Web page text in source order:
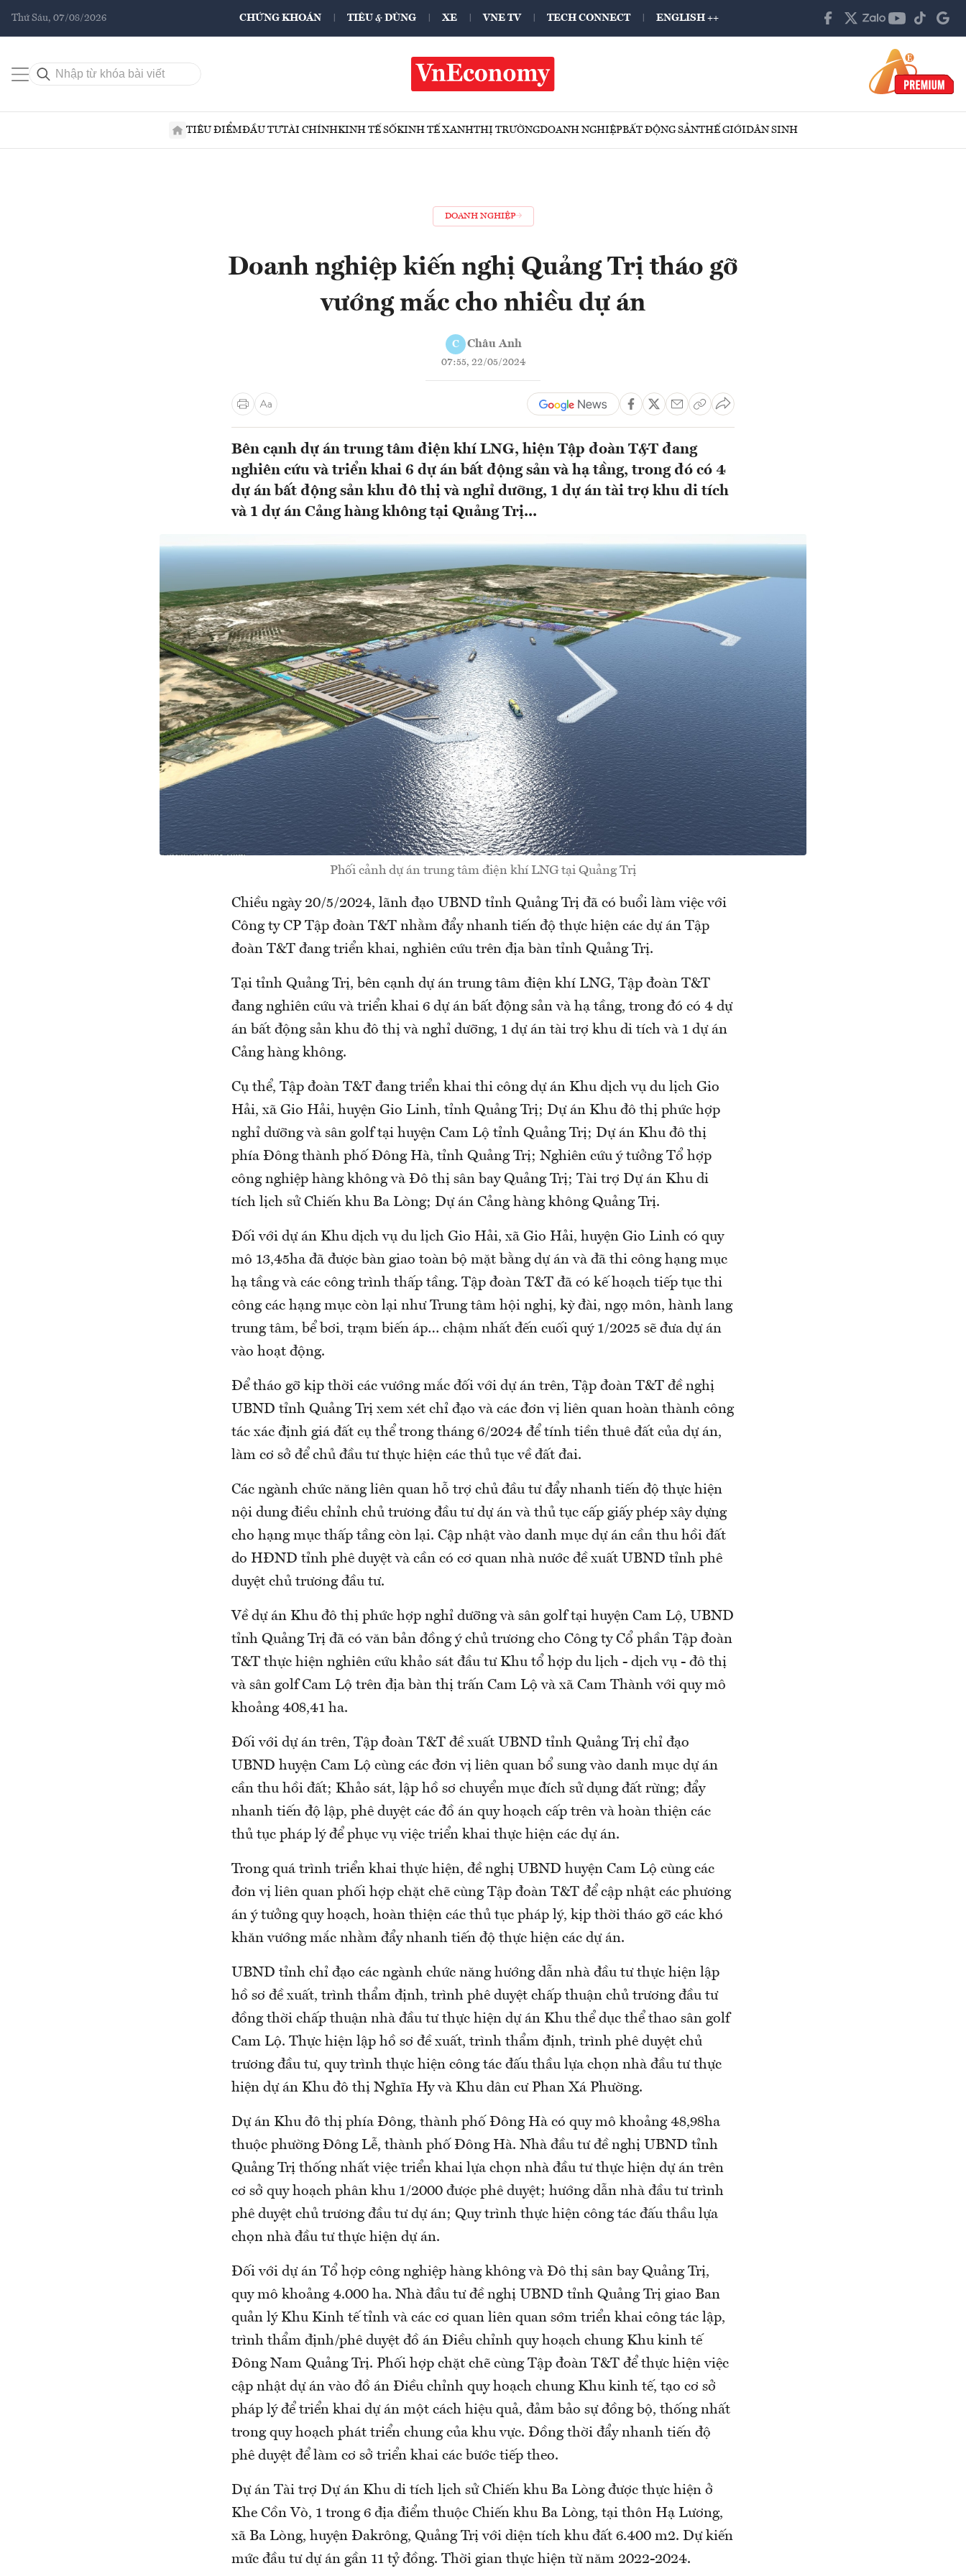
Thứ Sáu, 07/08/2026 CHỨNG KHOÁN TIÊU & DÙNG XE VNE TV TECH CONNECT ENGLISH ++
TIÊU ĐIỂMĐẦU TƯTÀI CHÍNHKINH TẾ SỐKINH TẾ XANHTHỊ TRƯỜNGDOANH NGHIỆPBẤT ĐỘNG SẢNTHẾ GIỚIDÂN SINH
DOANH NGHIỆP
Doanh nghiệp kiến nghị Quảng Trị tháo gỡ
vướng mắc cho nhiều dự án
C Châu Anh
07:55, 22/05/2024
Bên cạnh dự án trung tâm điện khí LNG, hiện Tập đoàn T&T đang
nghiên cứu và triển khai 6 dự án bất động sản và hạ tầng, trong đó có 4
dự án bất động sản khu đô thị và nghỉ dưỡng, 1 dự án tài trợ khu di tích
và 1 dự án Cảng hàng không tại Quảng Trị...
Phối cảnh dự án trung tâm điện khí LNG tại Quảng Trị
Chiều ngày 20/5/2024, lãnh đạo UBND tỉnh Quảng Trị đã có buổi làm việc với
Công ty CP Tập đoàn T&T nhằm đẩy nhanh tiến độ thực hiện các dự án Tập
đoàn T&T đang triển khai, nghiên cứu trên địa bàn tỉnh Quảng Trị.
Tại tỉnh Quảng Trị, bên cạnh dự án trung tâm điện khí LNG, Tập đoàn T&T
đang nghiên cứu và triển khai 6 dự án bất động sản và hạ tầng, trong đó có 4 dự
án bất động sản khu đô thị và nghỉ dưỡng, 1 dự án tài trợ khu di tích và 1 dự án
Cảng hàng không.
Cụ thể, Tập đoàn T&T đang triển khai thi công dự án Khu dịch vụ du lịch Gio
Hải, xã Gio Hải, huyện Gio Linh, tỉnh Quảng Trị; Dự án Khu đô thị phức hợp
nghỉ dưỡng và sân golf tại huyện Cam Lộ tỉnh Quảng Trị; Dự án Khu đô thị
phía Đông thành phố Đông Hà, tỉnh Quảng Trị; Nghiên cứu ý tưởng Tổ hợp
công nghiệp hàng không và Đô thị sân bay Quảng Trị; Tài trợ Dự án Khu di
tích lịch sử Chiến khu Ba Lòng; Dự án Cảng hàng không Quảng Trị.
Đối với dự án Khu dịch vụ du lịch Gio Hải, xã Gio Hải, huyện Gio Linh có quy
mô 13,45ha đã được bàn giao toàn bộ mặt bằng dự án và đã thi công hạng mục
hạ tầng và các công trình thấp tầng. Tập đoàn T&T đã có kế hoạch tiếp tục thi
công các hạng mục còn lại như Trung tâm hội nghị, kỳ đài, ngọ môn, hành lang
trung tâm, bể bơi, trạm biến áp… chậm nhất đến cuối quý 1/2025 sẽ đưa dự án
vào hoạt động.
Để tháo gỡ kịp thời các vướng mắc đối với dự án trên, Tập đoàn T&T đề nghị
UBND tỉnh Quảng Trị xem xét chỉ đạo và các đơn vị liên quan hoàn thành công
tác xác định giá đất cụ thể trong tháng 6/2024 để tính tiền thuê đất của dự án,
làm cơ sở để chủ đầu tư thực hiện các thủ tục về đất đai.
Các ngành chức năng liên quan hỗ trợ chủ đầu tư đẩy nhanh tiến độ thực hiện
nội dung điều chỉnh chủ trương đầu tư dự án và thủ tục cấp giấy phép xây dựng
cho hạng mục thấp tầng còn lại. Cập nhật vào danh mục dự án cần thu hồi đất
do HĐND tỉnh phê duyệt và cần có cơ quan nhà nước đề xuất UBND tỉnh phê
duyệt chủ trương đầu tư.
Về dự án Khu đô thị phức hợp nghỉ dưỡng và sân golf tại huyện Cam Lộ, UBND
tỉnh Quảng Trị đã có văn bản đồng ý chủ trương cho Công ty Cổ phần Tập đoàn
T&T thực hiện nghiên cứu khảo sát đầu tư Khu tổ hợp du lịch - dịch vụ - đô thị
và sân golf Cam Lộ trên địa bàn thị trấn Cam Lộ và xã Cam Thành với quy mô
khoảng 408,41 ha.
Đối với dự án trên, Tập đoàn T&T đề xuất UBND tỉnh Quảng Trị chỉ đạo
UBND huyện Cam Lộ cùng các đơn vị liên quan bổ sung vào danh mục dự án
cần thu hồi đất; Khảo sát, lập hồ sơ chuyển mục đích sử dụng đất rừng; đẩy
nhanh tiến độ lập, phê duyệt các đồ án quy hoạch cấp trên và hoàn thiện các
thủ tục pháp lý để phục vụ việc triển khai thực hiện các dự án.
Trong quá trình triển khai thực hiện, đề nghị UBND huyện Cam Lộ cùng các
đơn vị liên quan phối hợp chặt chẽ cùng Tập đoàn T&T để cập nhật các phương
án ý tưởng quy hoạch, hoàn thiện các thủ tục pháp lý, kịp thời tháo gỡ các khó
khăn vướng mắc nhằm đẩy nhanh tiến độ thực hiện các dự án.
UBND tỉnh chỉ đạo các ngành chức năng hướng dẫn nhà đầu tư thực hiện lập
hồ sơ đề xuất, trình thẩm định, trình phê duyệt chấp thuận chủ trương đầu tư
đồng thời chấp thuận nhà đầu tư thực hiện dự án Khu thể dục thể thao sân golf
Cam Lộ. Thực hiện lập hồ sơ đề xuất, trình thẩm định, trình phê duyệt chủ
trương đầu tư, quy trình thực hiện công tác đấu thầu lựa chọn nhà đầu tư thực
hiện dự án Khu đô thị Nghĩa Hy và Khu dân cư Phan Xá Phường.
Dự án Khu đô thị phía Đông, thành phố Đông Hà có quy mô khoảng 48,98ha
thuộc phường Đông Lễ, thành phố Đông Hà. Nhà đầu tư đề nghị UBND tỉnh
Quảng Trị thống nhất việc triển khai lựa chọn nhà đầu tư thực hiện dự án trên
cơ sở quy hoạch phân khu 1/2000 được phê duyệt; hướng dẫn nhà đầu tư trình
phê duyệt chủ trương đầu tư dự án; Quy trình thực hiện công tác đấu thầu lựa
chọn nhà đầu tư thực hiện dự án.
Đối với dự án Tổ hợp công nghiệp hàng không và Đô thị sân bay Quảng Trị,
quy mô khoảng 4.000 ha. Nhà đầu tư đề nghị UBND tỉnh Quảng Trị giao Ban
quản lý Khu Kinh tế tỉnh và các cơ quan liên quan sớm triển khai công tác lập,
trình thẩm định/phê duyệt đồ án Điều chỉnh quy hoạch chung Khu kinh tế
Đông Nam Quảng Trị. Phối hợp chặt chẽ cùng Tập đoàn T&T để thực hiện việc
cập nhật dự án vào đồ án Điều chỉnh quy hoạch chung Khu kinh tế, tạo cơ sở
pháp lý để triển khai dự án một cách hiệu quả, đảm bảo sự đồng bộ, thống nhất
trong quy hoạch phát triển chung của khu vực. Đồng thời đẩy nhanh tiến độ
phê duyệt để làm cơ sở triển khai các bước tiếp theo.
Dự án Tài trợ Dự án Khu di tích lịch sử Chiến khu Ba Lòng được thực hiện ở
Khe Cồn Vò, 1 trong 6 địa điểm thuộc Chiến khu Ba Lòng, tại thôn Hạ Lương,
xã Ba Lòng, huyện Đakrông, Quảng Trị với diện tích khu đất 6.400 m2. Dự kiến
mức đầu tư dự án gần 11 tỷ đồng. Thời gian thực hiện từ năm 2022-2024.